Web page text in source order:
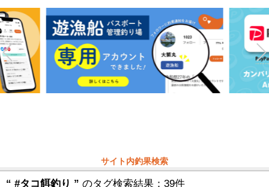
サイト内釣果検索
“ #タコ餌釣り ” のタグ検索結果：39件